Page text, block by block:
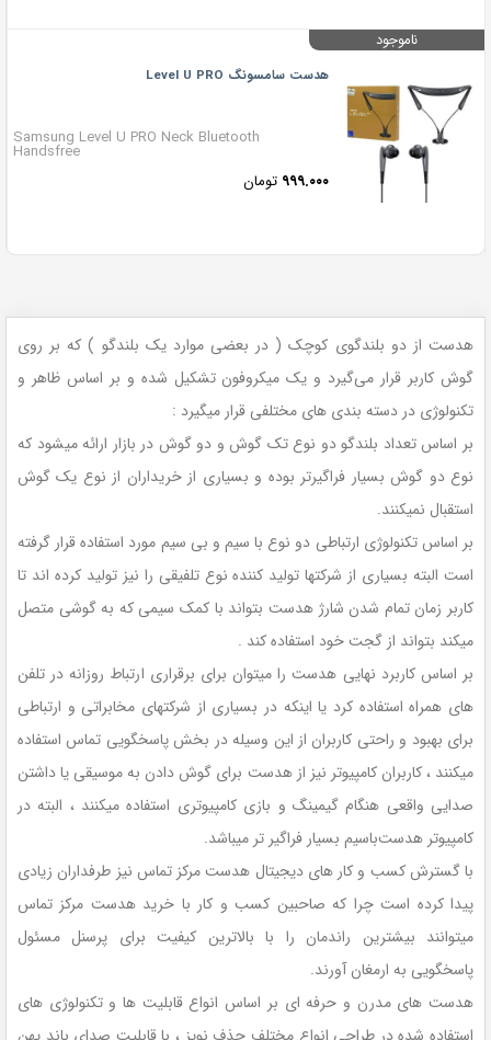
ناموجود
هدست سامسونگ Level U PRO
Samsung Level U PRO Neck Bluetooth
Handsfree
۹۹۹.۰۰۰ تومان
هدست از دو بلندگوی کوچک ( در بعضی موارد یک بلندگو ) که بر روی
گوش کاربر قرار می‌گیرد و یک میکروفون تشکیل شده و بر اساس ظاهر و
تکنولوژی در دسته بندی های مختلفی قرار میگیرد :
بر اساس تعداد بلندگو دو نوع تک گوش و دو گوش در بازار ارائه میشود که
نوع دو گوش بسیار فراگیرتر بوده و بسیاری از خریداران از نوع یک گوش
استقبال نمیکنند.
بر اساس تکنولوژی ارتباطی دو نوع با سیم و بی سیم مورد استفاده قرار گرفته
است البته بسیاری از شرکتها تولید کننده نوع تلفیقی را نیز تولید کرده اند تا
کاربر زمان تمام شدن شارژ هدست بتواند با کمک سیمی که به گوشی متصل
میکند بتواند از گجت خود استفاده کند .
بر اساس کاربرد نهایی هدست را میتوان برای برقراری ارتباط روزانه در تلفن
های همراه استفاده کرد یا اینکه در بسیاری از شرکتهای مخابراتی و ارتباطی
برای بهبود و راحتی کاربران از این وسیله در بخش پاسخگویی تماس استفاده
میکنند ، کاربران کامپیوتر نیز از هدست برای گوش دادن به موسیقی یا داشتن
صدایی واقعی هنگام گیمینگ و بازی کامپیوتری استفاده میکنند ، البته در
کامپیوتر هدست‌با‌سیم بسیار فراگیر تر میباشد.
با گسترش کسب و کار های دیجیتال هدست مرکز تماس نیز طرفداران زیادی
پیدا کرده است چرا که صاحبین کسب و کار با خرید هدست مرکز تماس
میتوانند بیشترین راندمان را با بالاترین کیفیت برای پرسنل مسئول
پاسخگویی به ارمغان آورند.
هدست های مدرن و حرفه ای بر اساس انواع قابلیت ها و تکنولوژی های